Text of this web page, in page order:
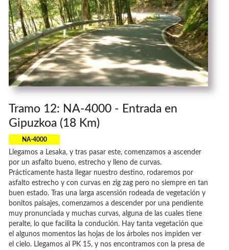
Tramo 12: NA-4000 - Entrada en
Gipuzkoa (18 Km)
NA-4000
Llegamos a Lesaka, y tras pasar este, comenzamos a ascender
por un asfalto bueno, estrecho y lleno de curvas.
Prácticamente hasta llegar nuestro destino, rodaremos por
asfalto estrecho y con curvas en zig zag pero no siempre en tan
buen estado. Tras una larga ascensión rodeada de vegetación y
bonitos paisajes, comenzamos a descender por una pendiente
muy pronunciada y muchas curvas, alguna de las cuales tiene
peralte, lo que facilita la condución. Hay tanta vegetación que
el algunos momentos las hojas de los árboles nos impiden ver
el cielo. Llegamos al PK 15, y nos encontramos con la presa de